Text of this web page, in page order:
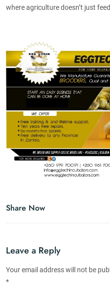
where agriculture doesn’t just
Share Now
Leave a Reply
Your email address will not be
*